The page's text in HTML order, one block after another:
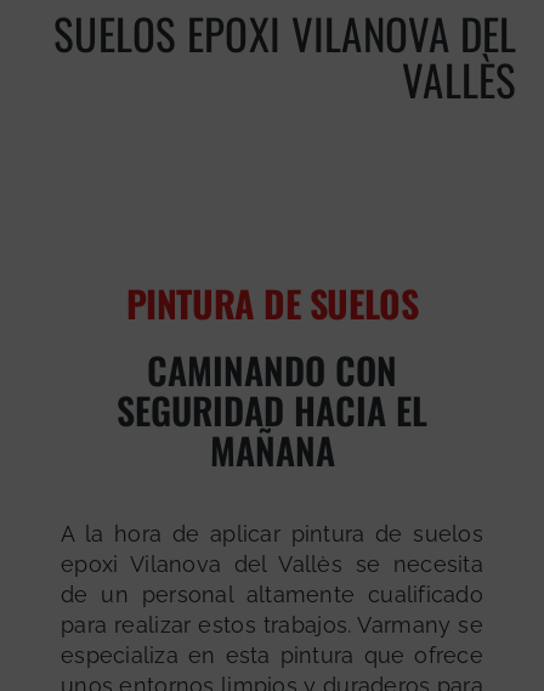
Nosotros
SUELOS EPOXI VILANOVA DEL
VALLÈS
PINTURA DE SUELOS
CAMINANDO CON
SEGURIDAD HACIA EL
MAÑANA
A la hora de aplicar pintura de suelos
epoxi Vilanova del Vallès se necesita
de un personal altamente cualificado
para realizar estos trabajos. Varmany se
especializa en esta pintura que ofrece
unos entornos limpios y duraderos para